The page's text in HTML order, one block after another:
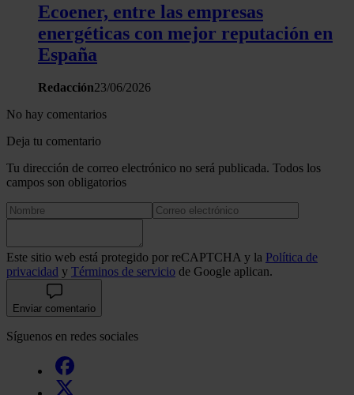
Ecoener, entre las empresas
energéticas con mejor reputación en
España
Redacción23/06/2026
No hay comentarios
Deja tu comentario
Tu dirección de correo electrónico no será publicada. Todos los
campos son obligatorios
Este sitio web está protegido por reCAPTCHA y la Política de
privacidad y Términos de servicio de Google aplican.
Enviar comentario
Síguenos en redes sociales